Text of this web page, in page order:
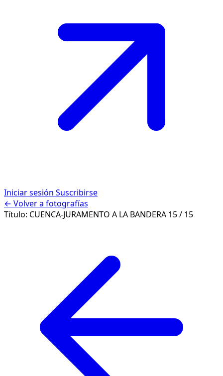
Iniciar sesión Suscribirse
← Volver a fotografías
Título: CUENCA-JURAMENTO A LA BANDERA 15 / 15